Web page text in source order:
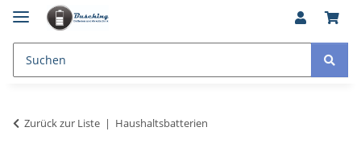
Zurück zur Liste Haushaltsbatterien